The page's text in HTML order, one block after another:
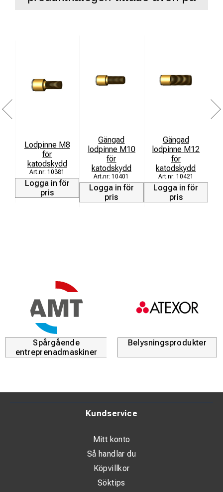
Lodpinne M8
för
katodskydd
10381
Logga in för
pris
Gängad
lodpinne M10
för
katodskydd
10401
Logga in för
pris
Gängad
lodpinne M12
för
katodskydd
10421
Logga in för
pris
Spårgående
entreprenadmaskiner
Belysningsprodukter
Kundservice
Mitt konto
Så handlar du
Köpvillkor
Söktips